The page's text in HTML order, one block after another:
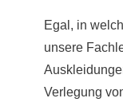
Egal, in
unsere
Verlegung